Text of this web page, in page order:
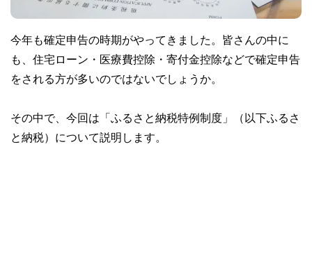
今年も確定申告の時期がやってきました。皆さんの中に
も、住宅ローン・医療費控除・寄付金控除などで確定申告
をされる方が多いのではないでしょうか。
その中で、今回は「ふるさと納税特例制度」（以下ふるさ
と納税）について説明します。